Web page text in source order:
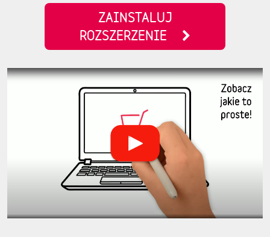
ZAINSTALUJ
ROZSZERZENIE